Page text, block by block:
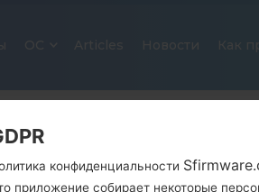
Новости Как
конфиденциальности
приложение собирает некоторые